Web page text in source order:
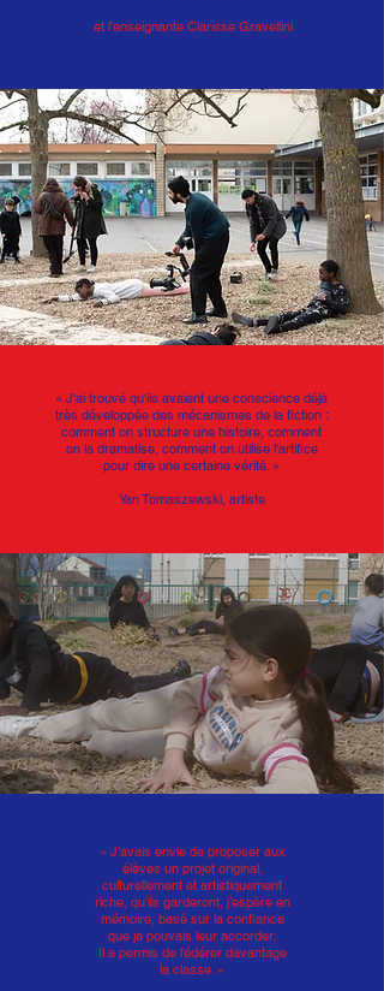
et l’enseignante Clarisse Gravellini
« J'ai trouvé qu'ils avaient une conscience déjà
très développée des mécanismes de la fiction :
comment on structure une histoire, comment
on la dramatise, comment on utilise l'artifice
pour dire une certaine vérité. »
Yan Tomaszewski, artiste
« J’avais envie de proposer aux
élèves un projet original,
culturellement et artistiquement
riche, qu’ils garderont, j’espère en
mémoire, basé sur la confiance
que je pouvais leur accorder.
Il a permis de fédérer davantage
la classe. »